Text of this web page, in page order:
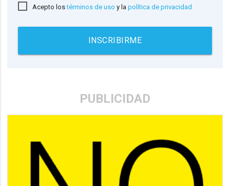
Acepto lostérminos de uso y lapolítica de privacidad
INSCRIBIRME
PUBLICIDAD